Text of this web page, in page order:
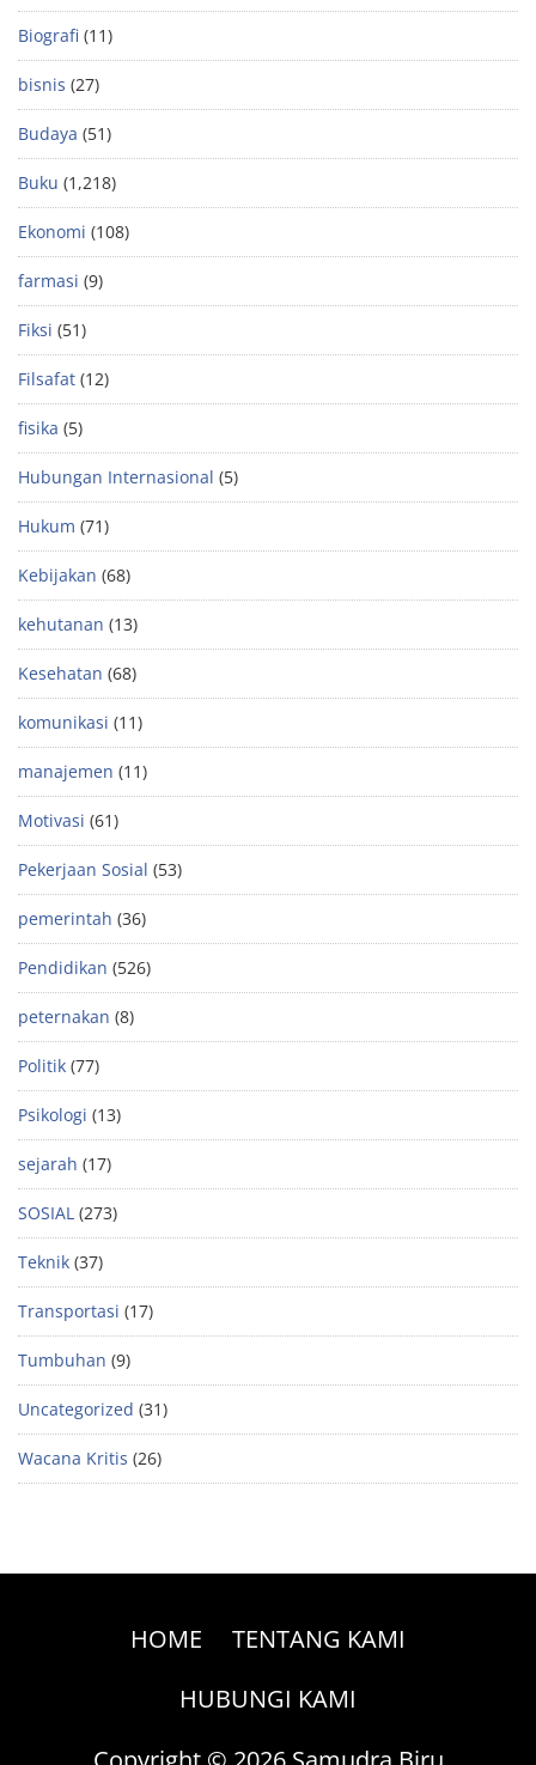
Biografi (11)
bisnis (27)
Budaya (51)
Buku (1,218)
Ekonomi (108)
farmasi (9)
Fiksi (51)
Filsafat (12)
fisika (5)
Hubungan Internasional (5)
Hukum (71)
Kebijakan (68)
kehutanan (13)
Kesehatan (68)
komunikasi (11)
manajemen (11)
Motivasi (61)
Pekerjaan Sosial (53)
pemerintah (36)
Pendidikan (526)
peternakan (8)
Politik (77)
Psikologi (13)
sejarah (17)
SOSIAL (273)
Teknik (37)
Transportasi (17)
Tumbuhan (9)
Uncategorized (31)
Wacana Kritis (26)
HOME
TENTANG KAMI
HUBUNGI KAMI